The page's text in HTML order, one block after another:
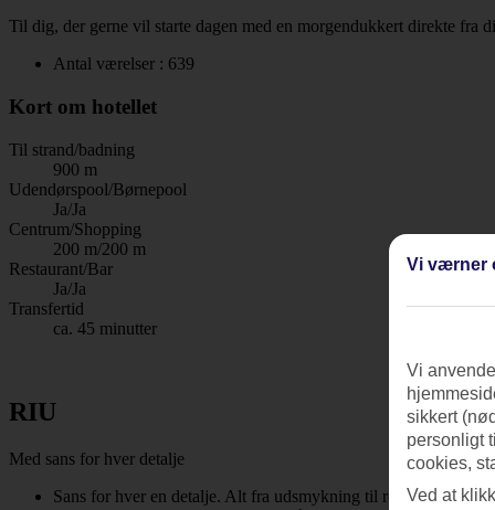
Til dig, der gerne vil starte dagen med en morgendukkert direkte fra
Antal værelser : 639
Kort om hotellet
Til strand/badning
900 m
Udendørspool/Børnepool
Ja/Ja
Centrum/Shopping
200 m/200 m
Restaurant/Bar
Ja/Ja
Transfertid
ca. 45 minutter
RIU
Med sans for hver detalje
Sans for hver en detalje. Alt fra udsmykning til rengøring sker
Vi værner
Vi
sikkert
personligt
cookies,
Ved at